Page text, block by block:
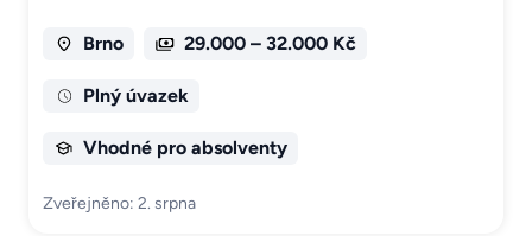
Brno 29.000 – 32.000 Kč
Plný úvazek
Vhodné pro absolventy
Zveřejněno: 2. srpna